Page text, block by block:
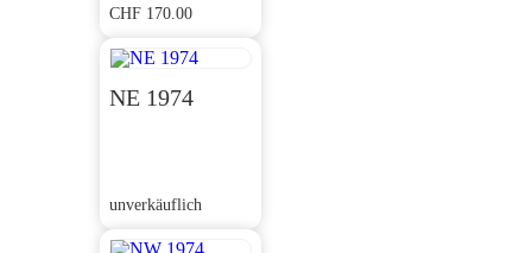
CHF 170.00
NE 1974
unverkäuflich